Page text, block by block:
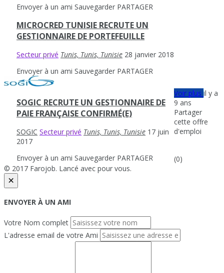
Envoyer à un ami Sauvegarder PARTAGER
MICROCRED TUNISIE RECRUTE UN
GESTIONNAIRE DE PORTEFEUILLE
Secteur privé Tunis, Tunis, Tunisie 28 janvier 2018
Envoyer à un ami Sauvegarder PARTAGER
SOGIC RECRUTE UN GESTIONNAIRE DE
PAIE FRANÇAISE CONFIRMÉ(E)
SOGIC Secteur privé Tunis, Tunis, Tunisie 17 juin
2017
Envoyer à un ami Sauvegarder PARTAGER
Voir plusil y a
9 ans
Partager
cette offre
d'emploi
(0)
© 2017 Farojob. Lancé avec pour vous.
×
ENVOYER À UN AMI
Votre Nom complet
L'adresse email de votre Ami